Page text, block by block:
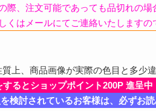
、注文可能であっても品切れの場
はメールにてご連絡いたしますの
上、商品画像が実際の色目と多少
とショップポイント200P 進呈中
討されているお客様は、必ずお読